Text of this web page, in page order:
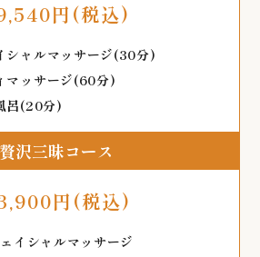
円(税込)
シャルマッサージ(30分)
マッサージ(60分)
呂(20分)
贅沢三昧コース
円(税込)
イシャルマッサージ